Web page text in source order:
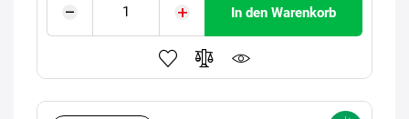
In den Warenkorb